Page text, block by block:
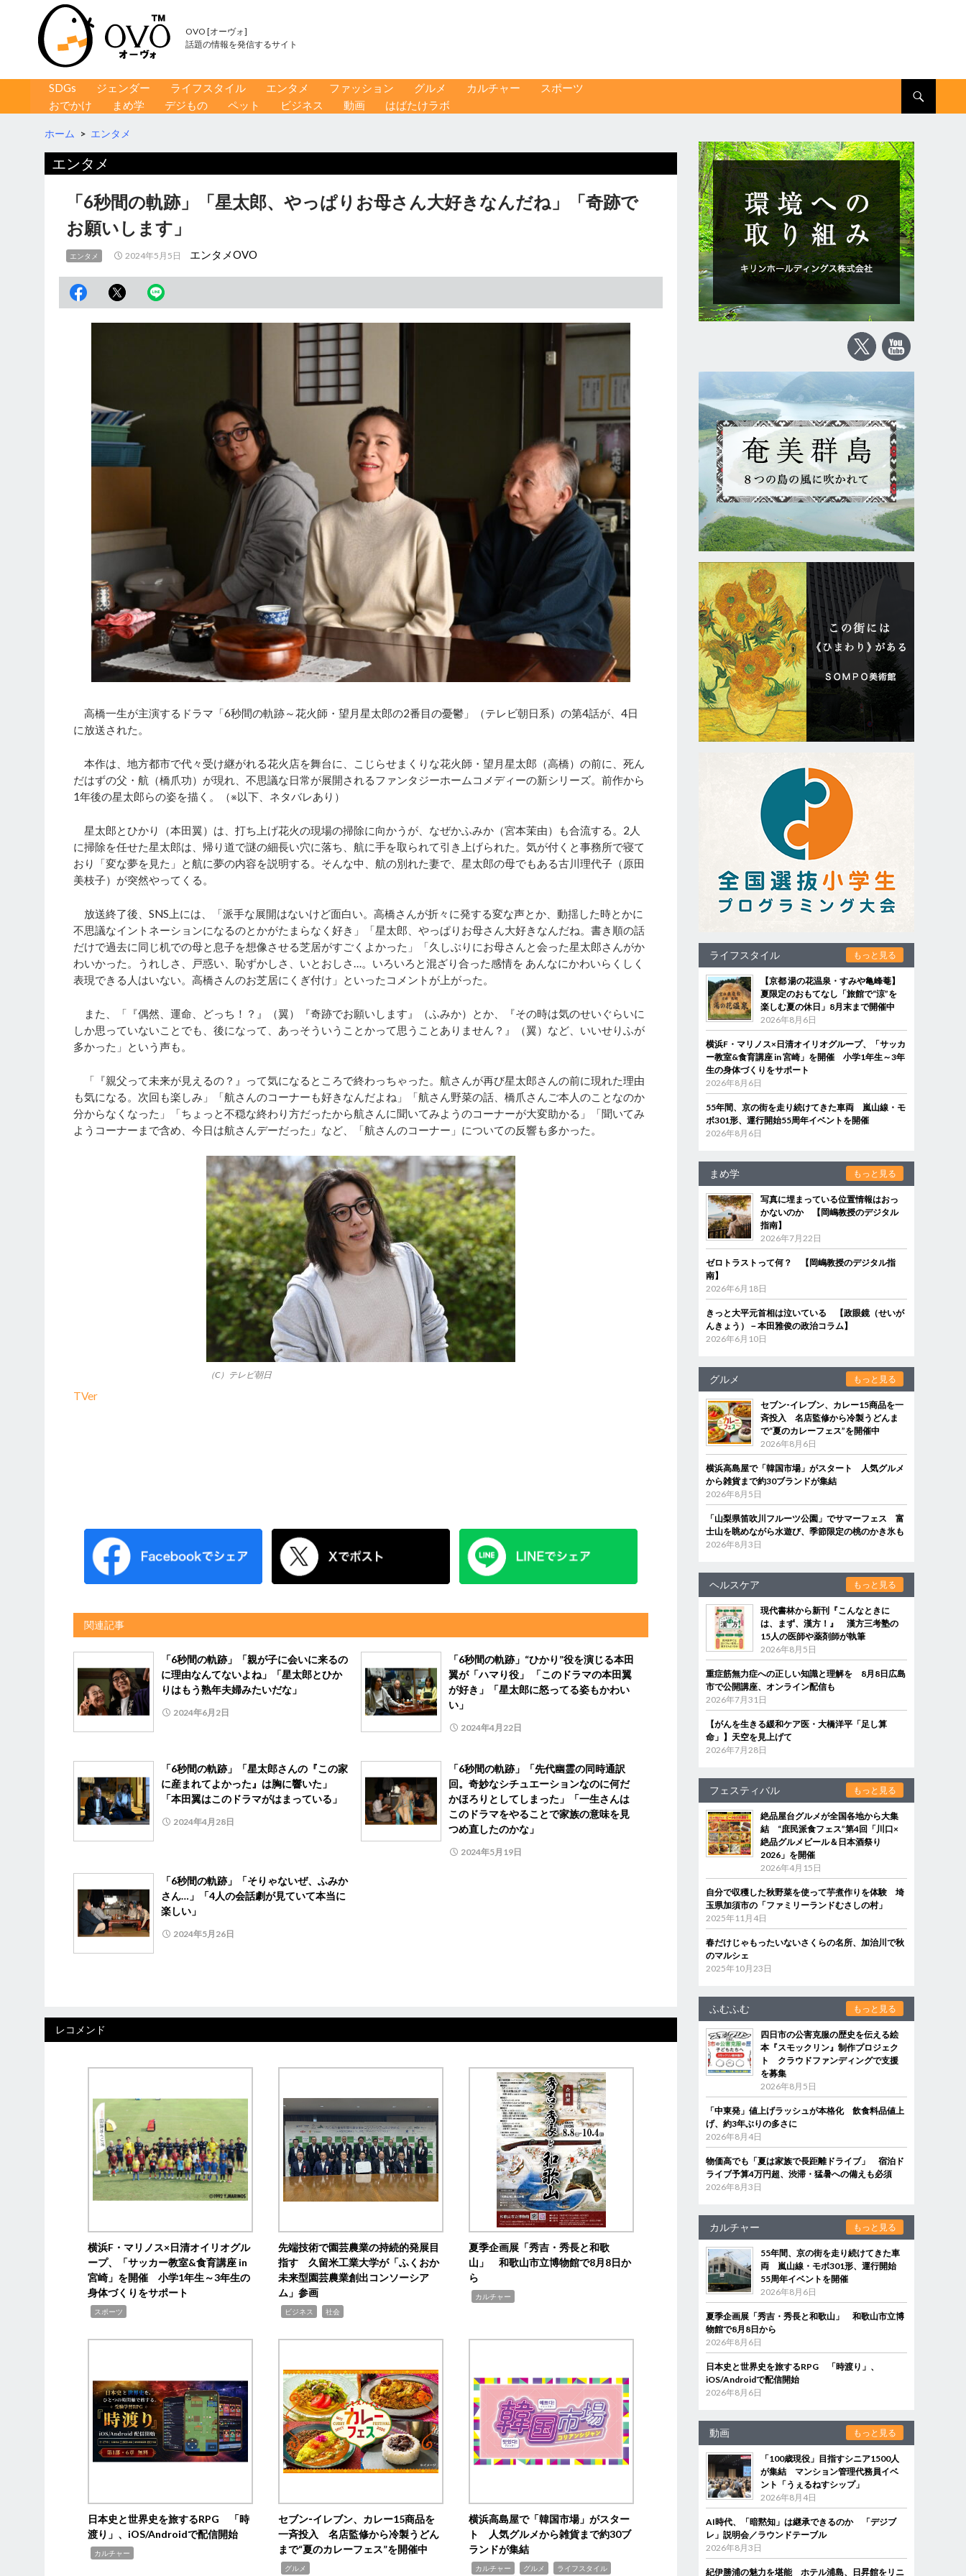
OVO [オーヴォ]
話題の情報を発信するサイト
コンテンツへ移動
SDGs ジェンダー ライフスタイル エンタメ ファッション グルメ カルチャー
スポーツ
おでかけ
まめ学 デジもの ペット ビジネス 動画 はばたけラボ
ホーム > エンタメ
エンタメ
「6秒間の軌跡」「星太郎、やっぱりお母さん大好きなんだね」「奇跡で
お願いします」
エンタメ 2024年5月5日 エンタメOVO
高橋一生が主演するドラマ「6秒間の軌跡～花火師・望月星太郎の2番目の憂鬱」（テレビ朝日系）の第4話が、4日
に放送された。
本作は、地方都市で代々受け継がれる花火店を舞台に、こじらせまくりな花火師・望月星太郎（高橋）の前に、死ん
だはずの父・航（橋爪功）が現れ、不思議な日常が展開されるファンタジーホームコメディーの新シリーズ。前作から
1年後の星太郎らの姿を描く。（※以下、ネタバレあり）
星太郎とひかり（本田翼）は、打ち上げ花火の現場の掃除に向かうが、なぜかふみか（宮本茉由）も合流する。2人
に掃除を任せた星太郎は、帰り道で謎の細長い穴に落ち、航に手を取られて引き上げられた。気が付くと事務所で寝て
おり「変な夢を見た」と航に夢の内容を説明する。そんな中、航の別れた妻で、星太郎の母でもある古川理代子（原田
美枝子）が突然やってくる。
放送終了後、SNS上には、「派手な展開はないけど面白い。高橋さんが折々に発する変な声とか、動揺した時とかに
不思議なイントネーションになるのとかがたまらなく好き」「星太郎、やっぱりお母さん大好きなんだね。書き順の話
だけで過去に同じ机での母と息子を想像させる芝居がすごくよかった」「久しぶりにお母さんと会った星太郎さんがか
わいかった。うれしさ、戸惑い、恥ずかしさ、いとおしさ…。いろいろと混ざり合った感情を あんなにかわいらくしく
表現できる人はいない。高橋さんのお芝居にくぎ付け」といったコメントが上がった。
また、「『偶然、運命、どっち！？』（翼）『奇跡でお願いします』（ふみか）とか、『その時は気のせいぐらいに
しか思っていないことでも、後になって、あっそういうことかって思うことありません？』（翼）など、いいせりふが
多かった」という声も。
「『親父って未来が見えるの？』って気になるところで終わっちゃった。航さんが再び星太郎さんの前に現れた理由
も気になる。次回も楽しみ」「航さんのコーナーも好きなんだよね」「航さん野菜の話、橋爪さんご本人のことなのか
分からなくなった」「ちょっと不穏な終わり方だったから航さんに聞いてみようのコーナーが大変助かる」「聞いてみ
ようコーナーまで含め、今日は航さんデーだった」など、「航さんのコーナー」についての反響も多かった。
（C）テレビ朝日
TVer
関連記事
「6秒間の軌跡」「親が子に会いに来るの
に理由なんてないよね」「星太郎とひか
りはもう熟年夫婦みたいだな」
2024年6月2日
「6秒間の軌跡」“ひかり”役を演じる本田
翼が「ハマり役」 「このドラマの本田翼
が好き」「星太郎に怒ってる姿もかわい
い」
2024年4月22日
「6秒間の軌跡」「星太郎さんの『この家
に産まれてよかった』は胸に響いた」
「本田翼はこのドラマがはまっている」
2024年4月28日
「6秒間の軌跡」「先代幽霊の同時通訳
回。奇妙なシチュエーションなのに何だ
かほろりとしてしまった」「一生さんは
このドラマをやることで家族の意味を見
つめ直したのかな」
2024年5月19日
「6秒間の軌跡」「そりゃないぜ、ふみか
さん…」「4人の会話劇が見ていて本当に
楽しい」
2024年5月26日
レコメンド
横浜F・マリノス×日清オイリオグル
ープ、「サッカー教室&食育講座 in
宮崎」を開催 小学1年生～3年生の
身体づくりをサポート
スポーツ
先端技術で園芸農業の持続的発展目
指す 久留米工業大学が「ふくおか
未来型園芸農業創出コンソーシア
ム」参画
ビジネス 社会
夏季企画展「秀吉・秀長と和歌
山」 和歌山市立博物館で8月8日か
ら
カルチャー
日本史と世界史を旅するRPG 「時
渡り」、iOS/Androidで配信開始
カルチャー
セブン‐イレブン、カレー15商品を
一斉投入 名店監修から冷製うどん
まで“夏のカレーフェス”を開催中
グルメ
横浜高島屋で「韓国市場」がスター
ト 人気グルメから雑貨まで約30ブ
ランドが集結
カルチャー グルメ ライフスタイル
ライフスタイル もっと見る
【京都 湯の花温泉・すみや亀峰菴】
夏限定のおもてなし「旅館で“涼”を
楽しむ夏の休日」8月末まで開催中
2026年8月6日
横浜F・マリノス×日清オイリオグループ、「サッカ
ー教室&食育講座 in 宮崎」を開催 小学1年生～3年
生の身体づくりをサポート
2026年8月6日
55年間、京の街を走り続けてきた車両 嵐山線・モ
ボ301形、運行開始55周年イベントを開催
2026年8月6日
まめ学 もっと見る
写真に埋まっている位置情報はおっ
かないのか 【岡嶋教授のデジタル
指南】
2026年7月22日
ゼロトラストって何？ 【岡嶋教授のデジタル指
南】
2026年6月18日
きっと大平元首相は泣いている 【政眼鏡（せいが
んきょう）－本田雅俊の政治コラム】
2026年6月10日
グルメ もっと見る
セブン‐イレブン、カレー15商品を一
斉投入 名店監修から冷製うどんま
で“夏のカレーフェス”を開催中
2026年8月6日
横浜高島屋で「韓国市場」がスタート 人気グルメ
から雑貨まで約30ブランドが集結
2026年8月5日
「山梨県笛吹川フルーツ公園」でサマーフェス 富
士山を眺めながら水遊び、季節限定の桃のかき氷も
2026年8月3日
ヘルスケア もっと見る
現代書林から新刊『こんなときに
は、まず、漢方！』 漢方三考塾の
15人の医師や薬剤師が執筆
2026年8月5日
重症筋無力症への正しい知識と理解を 8月8日広島
市で公開講座、オンライン配信も
2026年7月31日
【がんを生きる緩和ケア医・大橋洋平「足し算
命」】天空を見上げて
2026年7月28日
フェスティバル もっと見る
絶品屋台グルメが全国各地から大集
結 “庶民派食フェス”第4回「川口×
絶品グルメビール＆日本酒祭り
2026」を開催
2026年4月15日
自分で収穫した秋野菜を使って芋煮作りを体験 埼
玉県加須市の「ファミリーランドむさしの村」
2025年11月4日
春だけじゃもったいないさくらの名所、加治川で秋
のマルシェ
2025年10月23日
ふむふむ もっと見る
四日市の公害克服の歴史を伝える絵
本『スモックリン』制作プロジェク
ト クラウドファンディングで支援
を募集
2026年8月5日
「中東発」値上げラッシュが本格化 飲食料品値上
げ、約3年ぶりの多さに
2026年8月4日
物価高でも「夏は家族で長距離ドライブ」 宿泊ド
ライブ予算4万円超、渋滞・猛暑への備えも必須
2026年8月3日
カルチャー もっと見る
55年間、京の街を走り続けてきた車
両 嵐山線・モボ301形、運行開始
55周年イベントを開催
2026年8月6日
夏季企画展「秀吉・秀長と和歌山」 和歌山市立博
物館で8月8日から
2026年8月6日
日本史と世界史を旅するRPG 「時渡り」、
iOS/Androidで配信開始
2026年8月6日
動画 もっと見る
「100歳現役」目指すシニア1500人
が集結 マンション管理代務員イベ
ント「うぇるねすシップ」
2026年8月4日
AI時代、「暗黙知」は継承できるのか 「デジブ
レ」説明会／ラウンドテーブル
2026年8月3日
紀伊勝浦の魅力を堪能 ホテル浦島、日昇館をリニ